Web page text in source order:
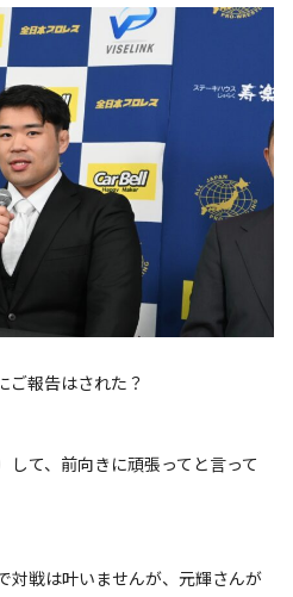
ご報告はされた？
て、前向きに頑張ってと言って
対戦は叶いませんが、元輝さんが